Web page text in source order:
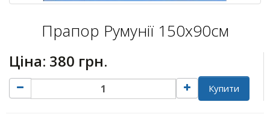
Прапор Румунії 150х90см
Ціна: 380 грн.
Купити